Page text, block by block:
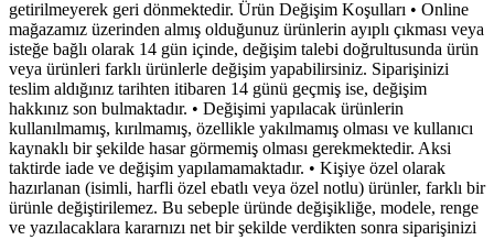
getirilmeyerek geri dönmektedir. Ürün Değişim Koşulları • Online
mağazamız üzerinden almış olduğunuz ürünlerin ayıplı çıkması veya
isteğe bağlı olarak 14 gün içinde, değişim talebi doğrultusunda ürün
veya ürünleri farklı ürünlerle değişim yapabilirsiniz. Siparişinizi
teslim aldığınız tarihten itibaren 14 günü geçmiş ise, değişim
hakkınız son bulmaktadır. • Değişimi yapılacak ürünlerin
kullanılmamış, kırılmamış, özellikle yakılmamış olması ve kullanıcı
kaynaklı bir şekilde hasar görmemiş olması gerekmektedir. Aksi
taktirde iade ve değişim yapılamamaktadır. • Kişiye özel olarak
hazırlanan (isimli, harfli özel ebatlı veya özel notlu) ürünler, farklı bir
ürünle değiştirilemez. Bu sebeple üründe değişikliğe, modele, renge
ve yazılacaklara kararnızı net bir şekilde verdikten sonra siparişinizi